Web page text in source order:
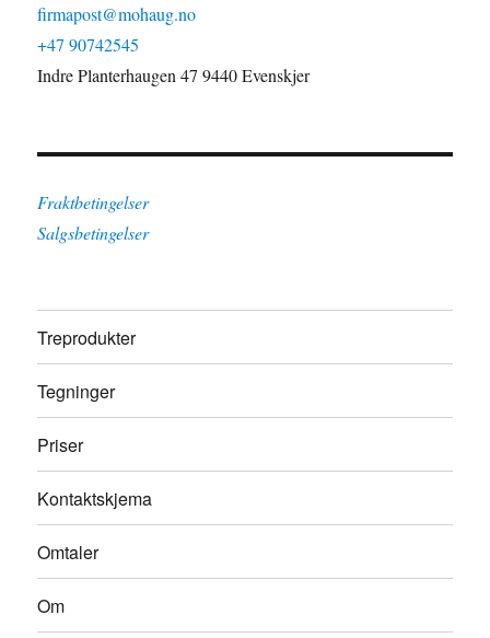
firmapost@mohaug.no
+47 90742545
Indre Planterhaugen 47 9440 Evenskjer
Fraktbetingelser
Salgsbetingelser
Treprodukter
Tegninger
Priser
Kontaktskjema
Omtaler
Om